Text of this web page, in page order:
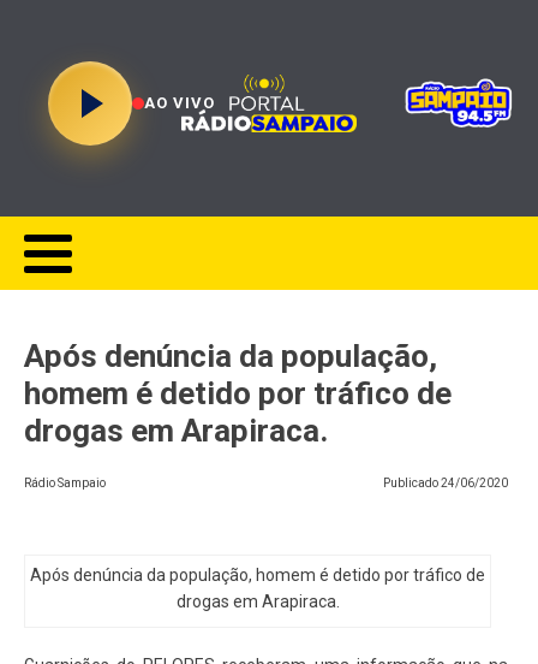
AO VIVO
Após denúncia da população,
homem é detido por tráfico de
drogas em Arapiraca.
Rádio Sampaio Publicado24/06/2020
Após denúncia da população, homem é detido por tráfico de
drogas em Arapiraca.